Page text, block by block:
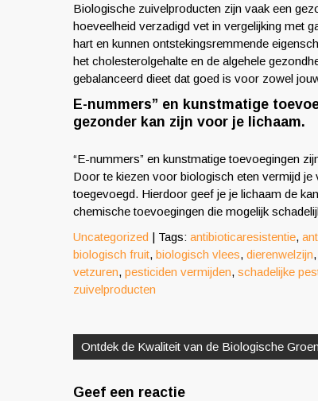
Biologische zuivelproducten zijn vaak een
hoeveelheid verzadigd vet in vergelijking met
hart en kunnen ontstekingsremmende
het cholesterolgehalte en de algehele
gebalanceerd dieet dat goed is voor zowel
E-nummers” en kunstmatige
gezonder kan zijn voor je lichaam.
“E-nummers” en kunstmatige toevoegingen
Door te kiezen voor biologisch eten vermijd
toegevoegd. Hierdoor geef je je lichaam de
chemische toevoegingen die mogelijk
Uncategorized | Tags: antibioticaresistentie,
biologisch fruit, biologisch vlees, dierenwelzijn,
vetzuren, pesticiden vermijden, schadelijke
zuivelproducten
Ontdek de Kwaliteit van de Biologische
Geef een reactie